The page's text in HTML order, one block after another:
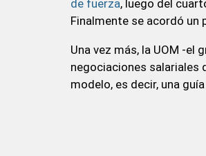
de fuerza, luego del
Finalmente se acordó un
Una vez más, la UOM -
negociaciones salariales
modelo, es decir, una